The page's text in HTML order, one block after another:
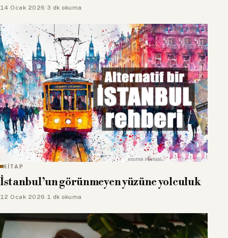
14 Ocak 2026 ·3 dk okuma
KİTAP
İstanbul’un görünmeyen yüzüne yolculuk
12 Ocak 2026 ·1 dk okuma